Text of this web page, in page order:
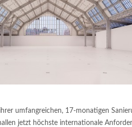
umfangreichen, 17-monatigen
jetzt höchste internationale